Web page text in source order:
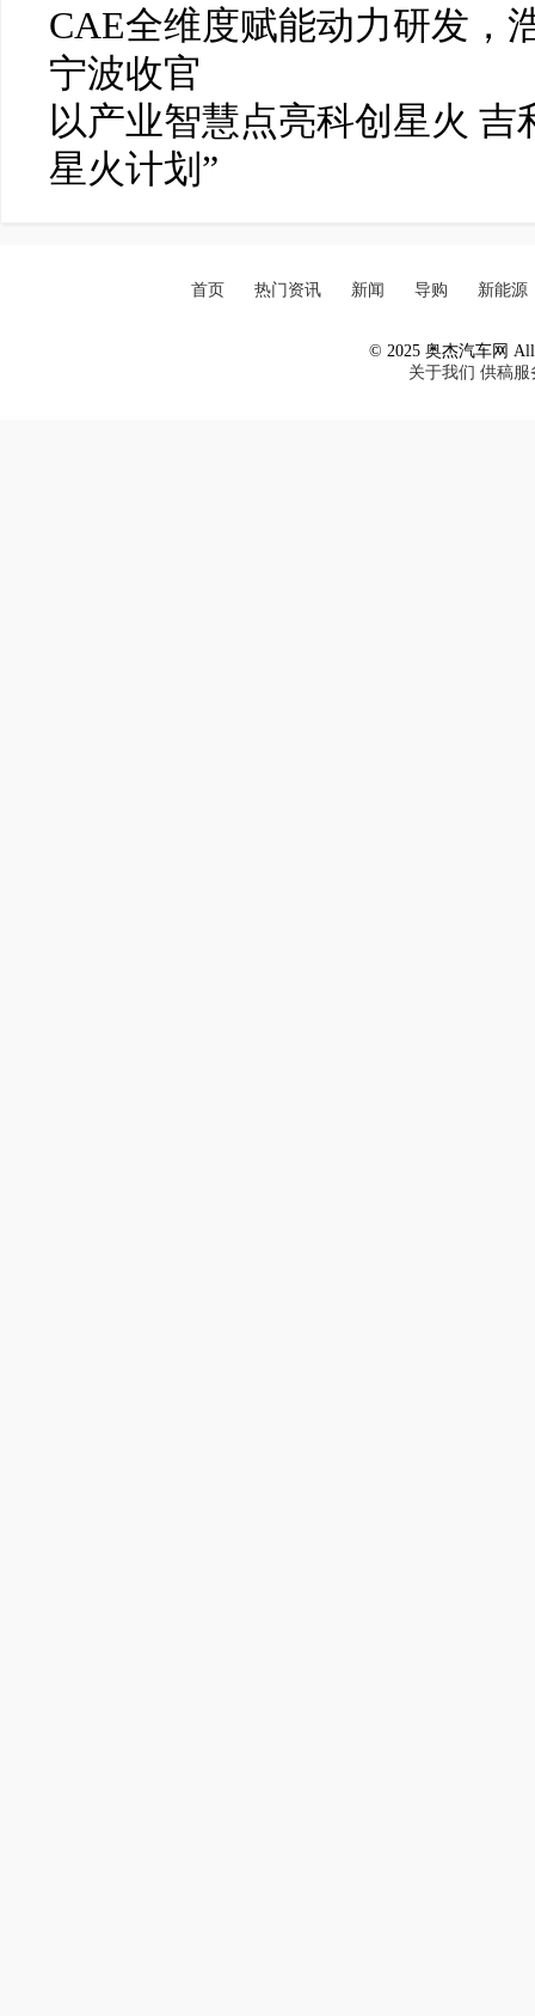
CAE全维度赋能动力研发，
宁波收官
以产业智慧点亮科创星火
星火计划”
首页 热门资讯 新闻 导购 新能源
© 2025 奥杰汽车网 All
关于我们 供稿服